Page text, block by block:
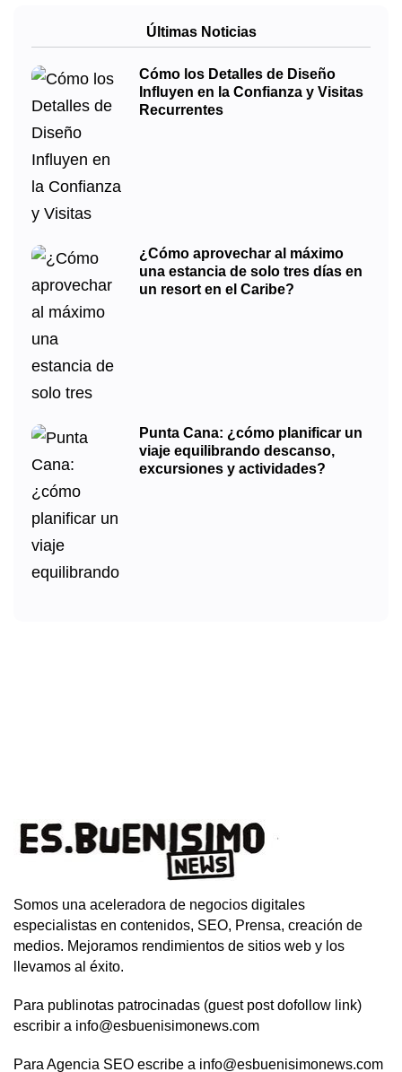
Últimas Noticias
Cómo los Detalles de Diseño
Influyen en la Confianza y Visitas
Recurrentes
¿Cómo aprovechar al máximo
una estancia de solo tres días en
un resort en el Caribe?
Punta Cana: ¿cómo planificar un
viaje equilibrando descanso,
excursiones y actividades?
Somos una aceleradora de negocios digitales
especialistas en contenidos, SEO, Prensa, creación de
medios. Mejoramos rendimientos de sitios web y los
llevamos al éxito.
Para publinotas patrocinadas (guest post dofollow link)
escribir a info@esbuenisimonews.com
Para Agencia SEO escribe a info@esbuenisimonews.com